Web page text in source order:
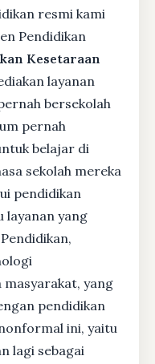
resmi kami
Pendidikan
Kesetaraan
layanan
bersekolah
pernah
belajar di
sekolah mereka
pendidikan
layanan yang
masyarakat, yang
pendidikan
ini, yaitu
lagi sebagai